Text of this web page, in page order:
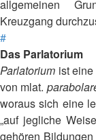
allgemeinen
Kreuzgang
#
Das Parlatorium
Parlatorium ist
von mlat.
woraus sich eine
„auf jegliche
gehören